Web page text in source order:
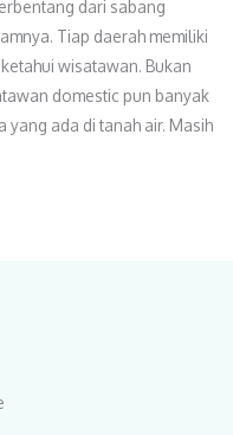
dari sabang
Tiap daerah memiliki
wisatawan. Bukan
domestic pun banyak
ada di tanah air. Masih